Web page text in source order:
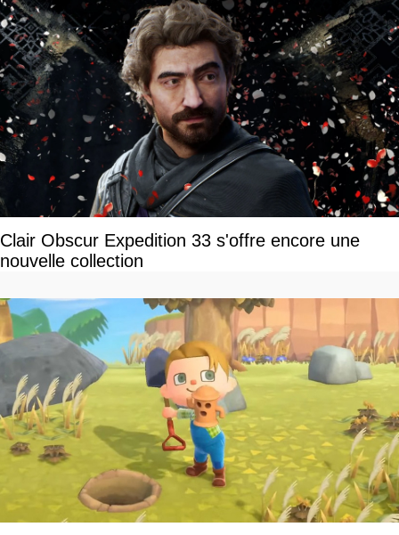
Clair Obscur Expedition 33 s'offre encore une
nouvelle collection